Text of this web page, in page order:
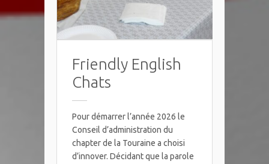
Friendly English
Chats
Pour démarrer l’année 2026 le
Conseil d’administration du
chapter de la Touraine a choisi
d’innover. Décidant que la parole